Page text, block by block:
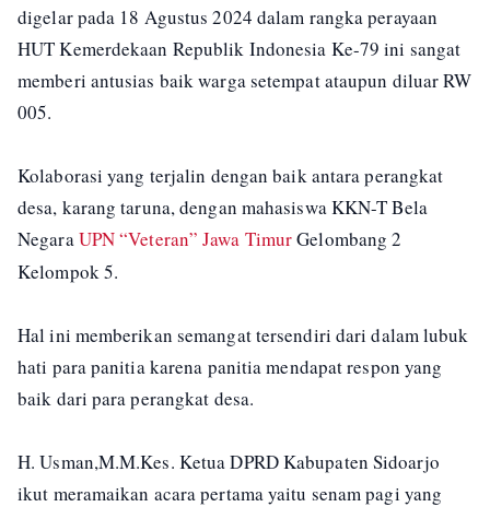
digelar pada 18 Agustus 2024 dalam rangka perayaan
HUT Kemerdekaan Republik Indonesia Ke-79 ini sangat
memberi antusias baik warga setempat ataupun diluar RW
005.
Kolaborasi yang terjalin dengan baik antara perangkat
desa, karang taruna, dengan mahasiswa KKN-T Bela
Negara UPN “Veteran” Jawa TimurGelombang 2
Kelompok 5.
Hal ini memberikan semangat tersendiri dari dalam lubuk
hati para panitia karena panitia mendapat respon yang
baik dari para perangkat desa.
H. Usman,M.M.Kes. Ketua DPRD Kabupaten Sidoarjo
ikut meramaikan acara pertama yaitu senam pagi yang